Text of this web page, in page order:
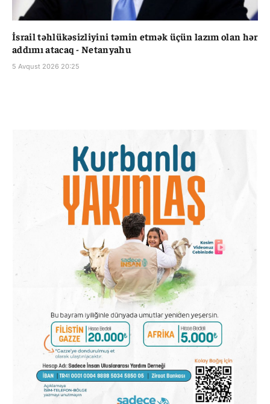
İsrail təhlükəsizliyini təmin etmək üçün lazım olan hər
addımı atacaq - Netanyahu
5 Avqust 2026 20:25